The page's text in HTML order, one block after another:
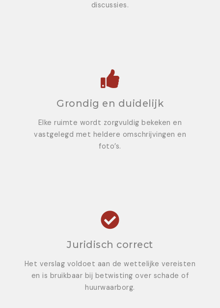
discussies.
Grondig en duidelijk
Elke ruimte wordt zorgvuldig bekeken en
vastgelegd met heldere omschrijvingen en
foto’s.
Juridisch correct
Het verslag voldoet aan de wettelijke vereisten
en is bruikbaar bij betwisting over schade of
huurwaarborg.